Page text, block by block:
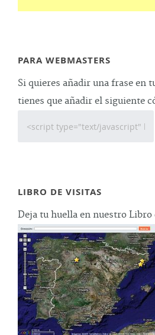
PARA WEBMASTERS
Si quieres añadir una frase en
tienes que añadir el siguiente
LIBRO DE VISITAS
Deja tu huella en nuestro Libro